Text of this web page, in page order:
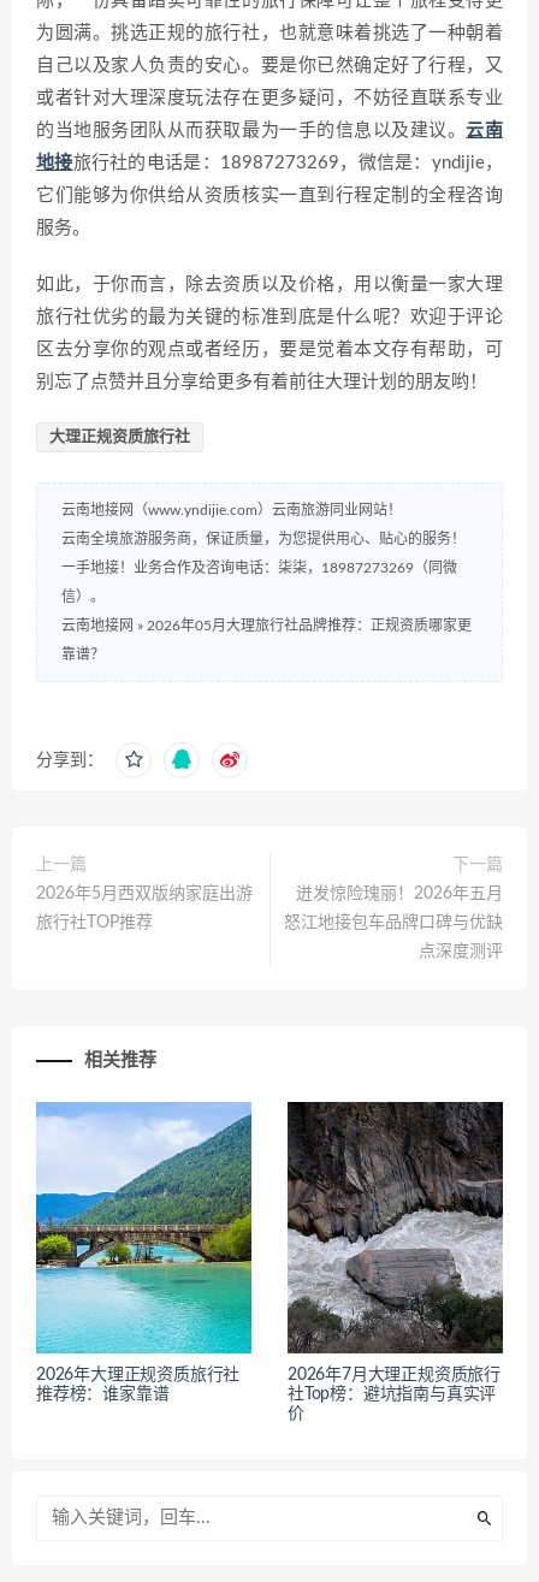
为圆满。挑选正规的旅行社，也就意味着挑选了一种朝着
自己以及家人负责的安心。要是你已然确定好了行程，又
或者针对大理深度玩法存在更多疑问，不妨径直联系专业
的当地服务团队从而获取最为一手的信息以及建议。云南
地接旅行社的电话是：18987273269，微信是：yndijie，
它们能够为你供给从资质核实一直到行程定制的全程咨询
服务。
如此，于你而言，除去资质以及价格，用以衡量一家大理
旅行社优劣的最为关键的标准到底是什么呢？欢迎于评论
区去分享你的观点或者经历，要是觉着本文存有帮助，可
别忘了点赞并且分享给更多有着前往大理计划的朋友哟！
大理正规资质旅行社
云南地接网（www.yndijie.com）云南旅游同业网站！
云南全境旅游服务商，保证质量，为您提供用心、贴心的服务！
一手地接！业务合作及咨询电话：柒柒，18987273269（同微
信）。
云南地接网 » 2026年05月大理旅行社品牌推荐：正规资质哪家更
靠谱？
分享到：
上一篇
2026年5月西双版纳家庭出游
旅行社TOP推荐
下一篇
迸发惊险瑰丽！2026年五月
怒江地接包车品牌口碑与优缺
点深度测评
相关推荐
2026年大理正规资质旅行社
推荐榜：谁家靠谱
2026年7月大理正规资质旅行
社Top榜：避坑指南与真实评
价